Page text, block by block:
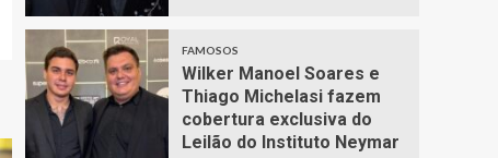
FAMOSOS
Wilker Manoel Soares e
Thiago Michelasi fazem
cobertura exclusiva do
Leilão do Instituto Neymar